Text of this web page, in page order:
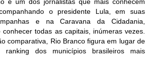
é um dos jornalistas que mais conhecem
o presidente Lula, em suas
e na Caravana da Cidadania,
conhecer todas as capitais, inúmeras vezes.
comparativa, Rio Branco figura em lugar de
ranking dos municípios brasileiros mais